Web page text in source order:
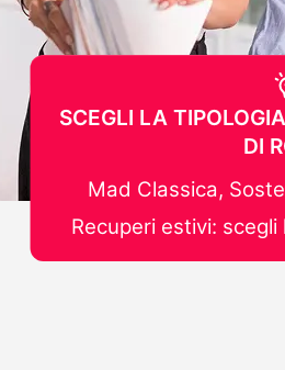
SCEGLI LA
DI
Mad Classica,
Recuperi estivi: